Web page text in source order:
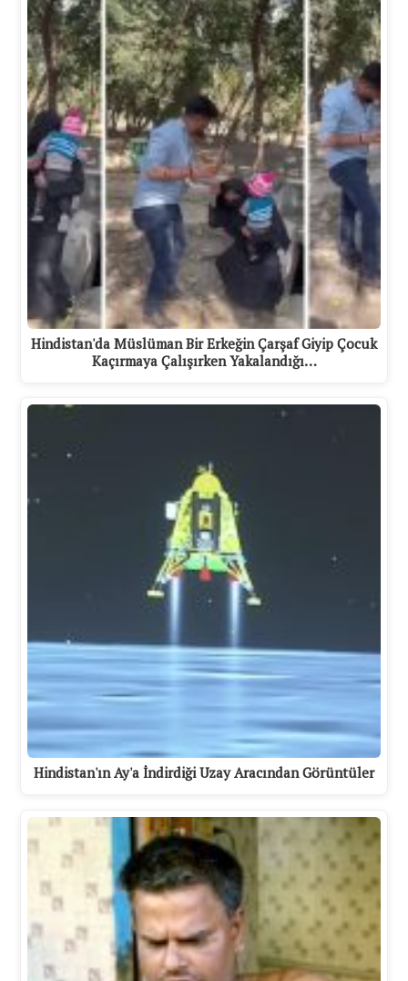
Hindistan'da Müslüman Bir Erkeğin Çarşaf Giyip Çocuk
Kaçırmaya Çalışırken Yakalandığı…
Hindistan'ın Ay'a İndirdiği Uzay Aracından Görüntüler